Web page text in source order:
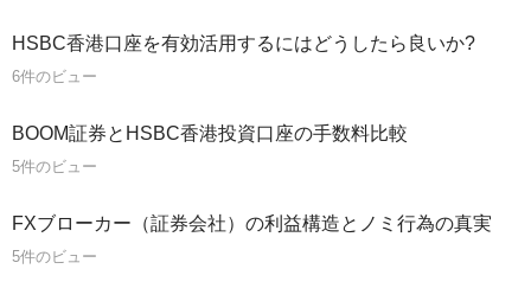
HSBC香港口座を有効活用するにはどうしたら良いか?
6件のビュー
BOOM証券とHSBC香港投資口座の手数料比較
5件のビュー
FXブローカー（証券会社）の利益構造とノミ行為の真実
5件のビュー